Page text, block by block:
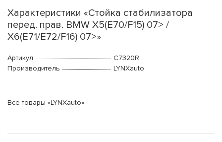
Характеристики «Стойка стабилизатора
перед. прав. BMW X5(E70/F15) 07> /
X6(E71/E72/F16) 07>»
Артикул
C7320R
Производитель
LYNXauto
Все товары «LYNXauto»